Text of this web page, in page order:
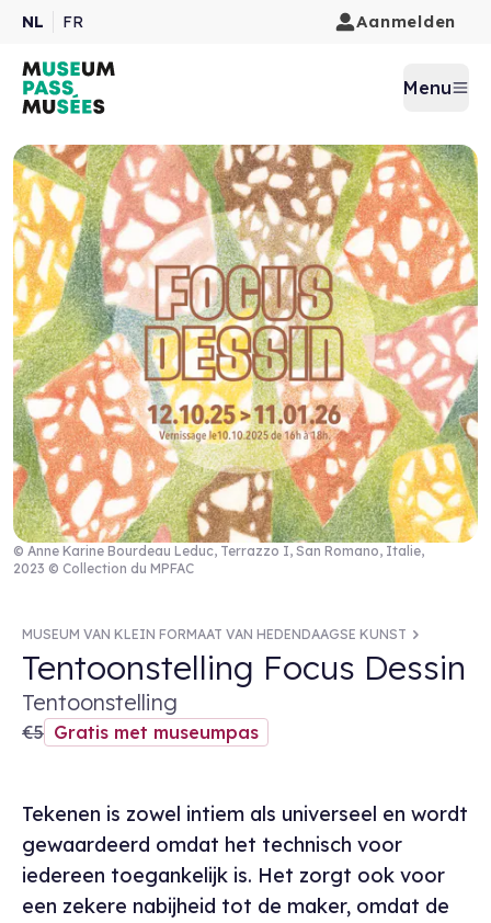
NL FR Aanmelden
Menu
© Anne Karine Bourdeau Leduc, Terrazzo I, San Romano, Italie,
2023 © Collection du MPFAC
MUSEUM VAN KLEIN FORMAAT VAN HEDENDAAGSE KUNST
Tentoonstelling Focus Dessin
Tentoonstelling
€5 Gratis met museumpas
Tekenen is zowel intiem als universeel en wordt
gewaardeerd omdat het technisch voor
iedereen toegankelijk is. Het zorgt ook voor
een zekere nabijheid tot de maker, omdat de